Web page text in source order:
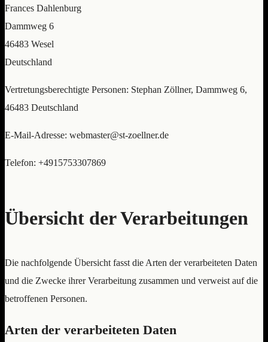
Frances Dahlenburg
Dammweg 6
46483 Wesel
Deutschland
Vertretungsberechtigte Personen: Stephan Zöllner, Dammweg 6,
46483 Deutschland
E-Mail-Adresse: webmaster@st-zoellner.de
Telefon: +4915753307869
Übersicht der Verarbeitungen
Die nachfolgende Übersicht fasst die Arten der verarbeiteten Daten
und die Zwecke ihrer Verarbeitung zusammen und verweist auf die
betroffenen Personen.
Arten der verarbeiteten Daten